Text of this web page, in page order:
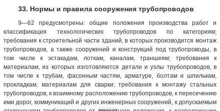
33. Нормы и правила сооружения трубопроводов
9—62 предусмотрены: общие положения производства работ и
классификация технологических трубопроводов по категориям;
требования к строительной части зданий, в которых производится монтаж
трубопроводов, а также сооружений и конструкций под трубопроводы, в
том числе к эстакадам, лоткам, каналам, траншеям; требования к
материалам, из которых изготовляются детали и узлы трубопроводов, в
том числе к трубам, фасонным частям, арматуре, болтам и шпилькам,
прокладкам, материалам для сварки; требования к монтажу стальных
трубопроводов, к взаимному расположению трубопроводов, к пересечению
ими дорог, коммуникаций и других инженерных сооружений, к допускаемым